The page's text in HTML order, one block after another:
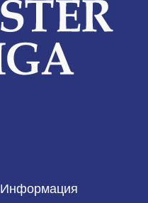
Информация